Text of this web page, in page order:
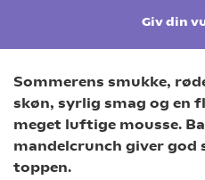
Giv din
Sommerens smukke,
skøn, syrlig smag og en
meget luftige mousse.
mandelcrunch giver god
toppen.